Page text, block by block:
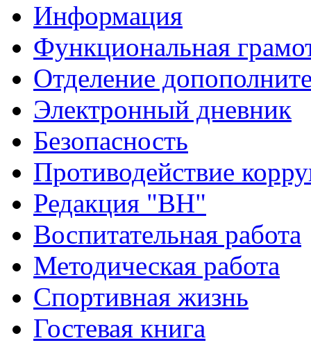
Информация
Функциональная
Отделение
Электронный дневник
Безопасность
Противодействие
Редакция "ВН"
Воспитательная работа
Методическая работа
Спортивная жизнь
Гостевая книга